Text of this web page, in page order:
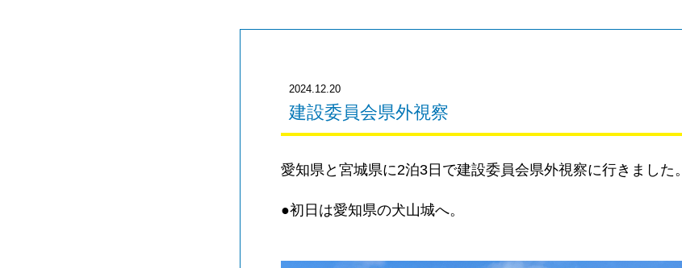
2024.12.20
建設委員会県外視察
愛知県と宮城県に2泊3日で建設委員会県外視察に行きました。
●初日は愛知県の犬山城へ。